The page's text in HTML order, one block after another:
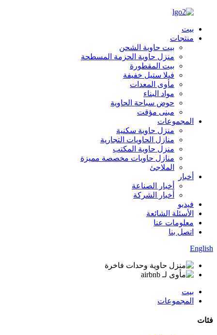
بيت
منتجات
بيت حاوية الشحن
منزل حاوية الحزمة المسطحة
بيت المقطورة
فيلا ستيل خفيفة
مأوى المعدات
مواد البناء
حوض سباحة الحاوية
مبنى مؤقت
المجموعات
منزل حاوية سكنية
منازل الحاويات التجارية
منزل حاوية المكتب
منازل حاويات مخصصة مميزة
الملاجئ
أخبار
أخبار الصناعة
أخبار الشركة
فيديو
الأسئلة الشائعة
معلومات عنا
اتصل بنا
English
بيت
المجموعات
فئات